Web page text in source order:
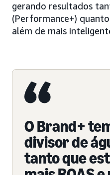
gerando resultados
(Performance+)
além de mais
O Brand+
divisor de
tanto que